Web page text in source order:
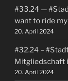
#33.24 —
want to ride
20. April 2024
#32.24 –
Mitgliedschaft
20. April 2024